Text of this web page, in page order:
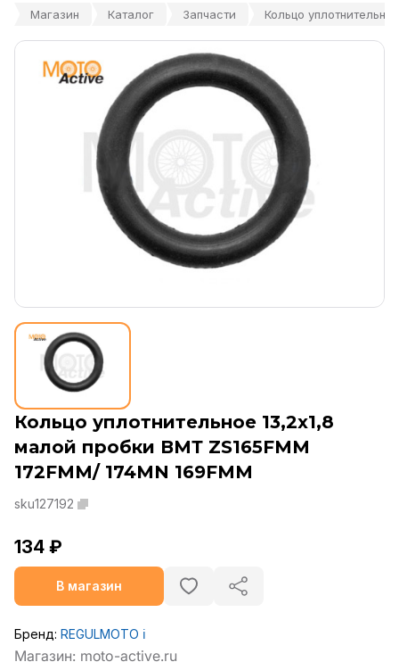
Магазин Каталог Запчасти Кольцо
Кольцо уплотнительное 13,2x1,8
малой пробки ВМТ ZS165FMM
172FMM/ 174MN 169FMM
sku127192
134 ₽
В магазин
Бренд: REGULMOTO ℹ️